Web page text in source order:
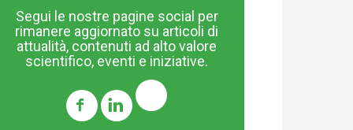
Segui le nostre pagine social per
rimanere aggiornato su articoli di
attualità, contenuti ad alto valore
scientifico, eventi e iniziative.